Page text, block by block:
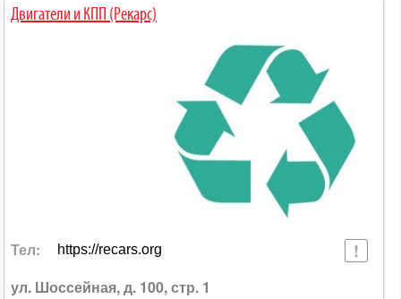
Двигатели и КПП (Рекарс)
Тел: https://recars.org
ул. Шоссейная, д. 100, стр. 1